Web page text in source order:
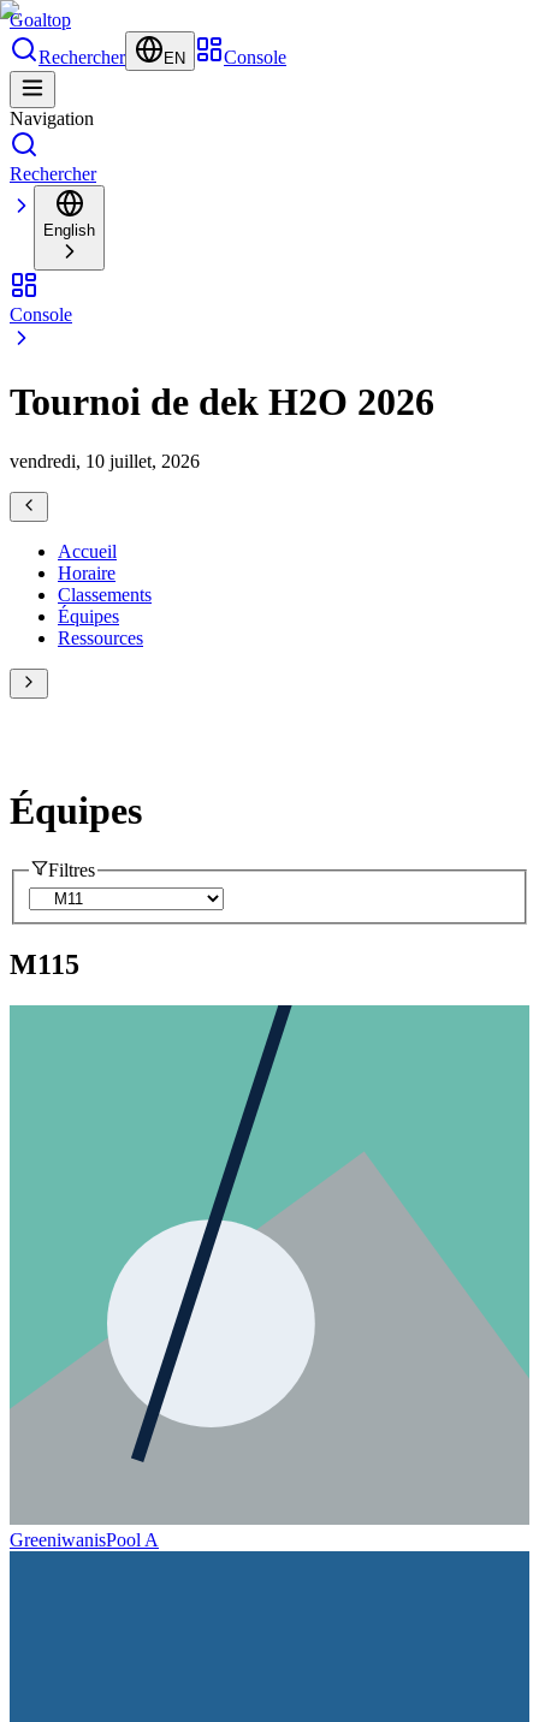
Goaltop
Rechercher
EN Console
Navigation
Rechercher
English
Console
Tournoi de dek H2O 2026
vendredi, 10 juillet, 2026
Accueil
Horaire
Classements
Équipes
Ressources
Équipes
Filtres
M115
GreeniwanisPool A